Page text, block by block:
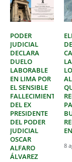
PODER
JUDICIAL
DECLARA
DUELO
LABORABLE
EN LIMA POR
EL SENSIBLE
FALLECIMIENTO
DEL EX
PRESIDENTE
DEL PODER
JUDICIAL
OSCAR
ALFARO
ÁLVAREZ
8